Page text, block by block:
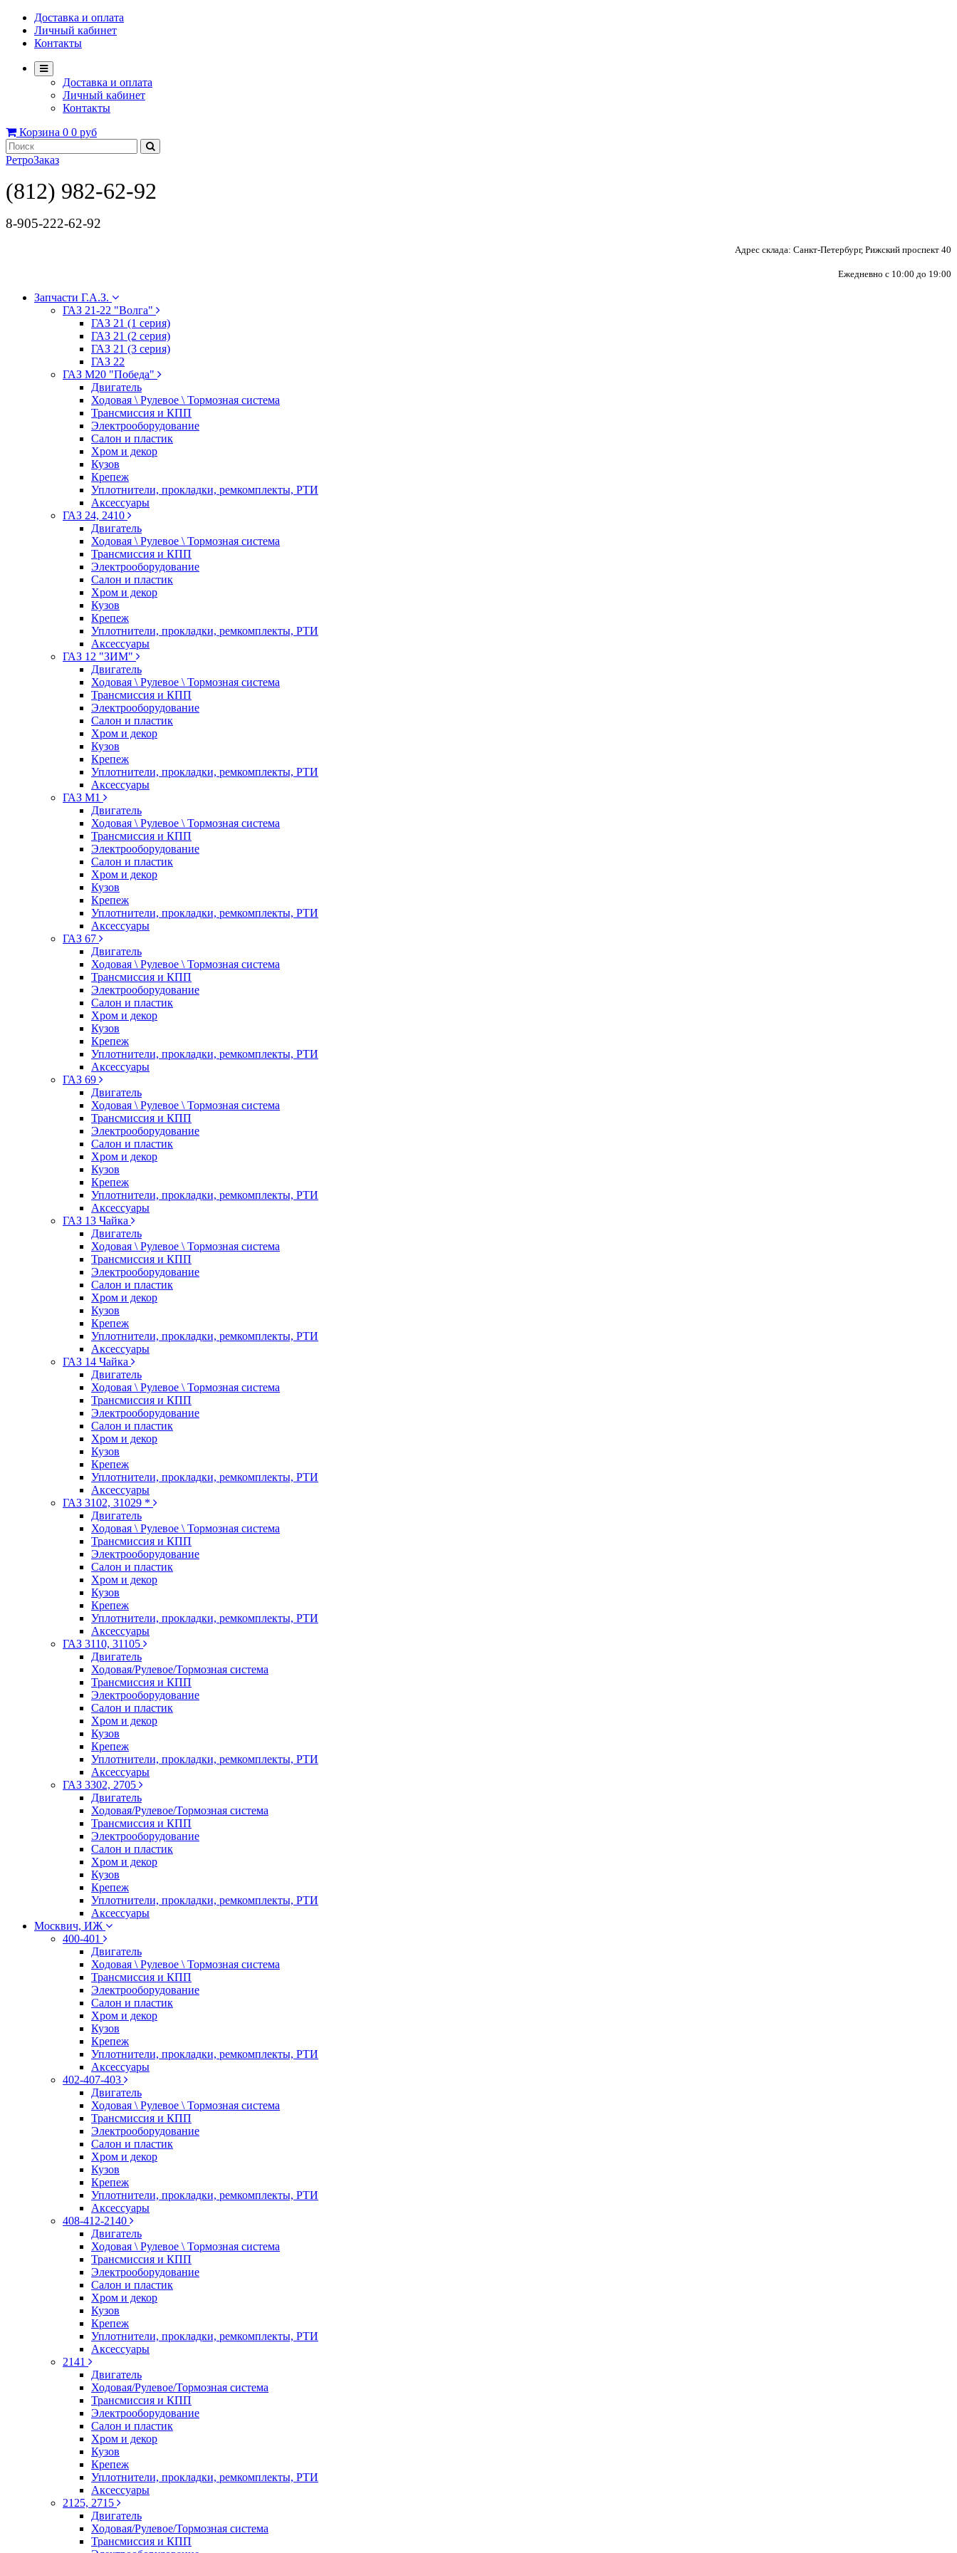
Доставка и оплата
Личный кабинет
Контакты
Доставка и оплата
Личный кабинет
Контакты
Корзина 0 0 руб
РетроЗаказ
(812) 982-62-92
8-905-222-62-92
Адрес склада: Санкт-Петербург, Рижский проспект 40
Ежедневно с 10:00 до 19:00
Запчасти Г.А.З.
ГАЗ 21-22 "Волга"
ГАЗ 21 (1 серия)
ГАЗ 21 (2 серия)
ГАЗ 21 (3 серия)
ГАЗ 22
ГАЗ М20 "Победа"
Двигатель
Ходовая \ Рулевое \ Тормозная система
Трансмиссия и КПП
Электрооборудование
Салон и пластик
Хром и декор
Кузов
Крепеж
Уплотнители, прокладки, ремкомплекты, РТИ
Аксессуары
ГАЗ 24, 2410
Двигатель
Ходовая \ Рулевое \ Тормозная система
Трансмиссия и КПП
Электрооборудование
Салон и пластик
Хром и декор
Кузов
Крепеж
Уплотнители, прокладки, ремкомплекты, РТИ
Аксессуары
ГАЗ 12 "ЗИМ"
Двигатель
Ходовая \ Рулевое \ Тормозная система
Трансмиссия и КПП
Электрооборудование
Салон и пластик
Хром и декор
Кузов
Крепеж
Уплотнители, прокладки, ремкомплекты, РТИ
Аксессуары
ГАЗ М1
Двигатель
Ходовая \ Рулевое \ Тормозная система
Трансмиссия и КПП
Электрооборудование
Салон и пластик
Хром и декор
Кузов
Крепеж
Уплотнители, прокладки, ремкомплекты, РТИ
Аксессуары
ГАЗ 67
Двигатель
Ходовая \ Рулевое \ Тормозная система
Трансмиссия и КПП
Электрооборудование
Салон и пластик
Хром и декор
Кузов
Крепеж
Уплотнители, прокладки, ремкомплекты, РТИ
Аксессуары
ГАЗ 69
Двигатель
Ходовая \ Рулевое \ Тормозная система
Трансмиссия и КПП
Электрооборудование
Салон и пластик
Хром и декор
Кузов
Крепеж
Уплотнители, прокладки, ремкомплекты, РТИ
Аксессуары
ГАЗ 13 Чайка
Двигатель
Ходовая \ Рулевое \ Тормозная система
Трансмиссия и КПП
Электрооборудование
Салон и пластик
Хром и декор
Кузов
Крепеж
Уплотнители, прокладки, ремкомплекты, РТИ
Аксессуары
ГАЗ 14 Чайка
Двигатель
Ходовая \ Рулевое \ Тормозная система
Трансмиссия и КПП
Электрооборудование
Салон и пластик
Хром и декор
Кузов
Крепеж
Уплотнители, прокладки, ремкомплекты, РТИ
Аксессуары
ГАЗ 3102, 31029 *
Двигатель
Ходовая \ Рулевое \ Тормозная система
Трансмиссия и КПП
Электрооборудование
Салон и пластик
Хром и декор
Кузов
Крепеж
Уплотнители, прокладки, ремкомплекты, РТИ
Аксессуары
ГАЗ 3110, 31105
Двигатель
Ходовая/Рулевое/Тормозная система
Трансмиссия и КПП
Электрооборудование
Салон и пластик
Хром и декор
Кузов
Крепеж
Уплотнители, прокладки, ремкомплекты, РТИ
Аксессуары
ГАЗ 3302, 2705
Двигатель
Ходовая/Рулевое/Тормозная система
Трансмиссия и КПП
Электрооборудование
Салон и пластик
Хром и декор
Кузов
Крепеж
Уплотнители, прокладки, ремкомплекты, РТИ
Аксессуары
Москвич, ИЖ
400-401
Двигатель
Ходовая \ Рулевое \ Тормозная система
Трансмиссия и КПП
Электрооборудование
Салон и пластик
Хром и декор
Кузов
Крепеж
Уплотнители, прокладки, ремкомплекты, РТИ
Аксессуары
402-407-403
Двигатель
Ходовая \ Рулевое \ Тормозная система
Трансмиссия и КПП
Электрооборудование
Салон и пластик
Хром и декор
Кузов
Крепеж
Уплотнители, прокладки, ремкомплекты, РТИ
Аксессуары
408-412-2140
Двигатель
Ходовая \ Рулевое \ Тормозная система
Трансмиссия и КПП
Электрооборудование
Салон и пластик
Хром и декор
Кузов
Крепеж
Уплотнители, прокладки, ремкомплекты, РТИ
Аксессуары
2141
Двигатель
Ходовая/Рулевое/Тормозная система
Трансмиссия и КПП
Электрооборудование
Салон и пластик
Хром и декор
Кузов
Крепеж
Уплотнители, прокладки, ремкомплекты, РТИ
Аксессуары
2125, 2715
Двигатель
Ходовая/Рулевое/Тормозная система
Трансмиссия и КПП